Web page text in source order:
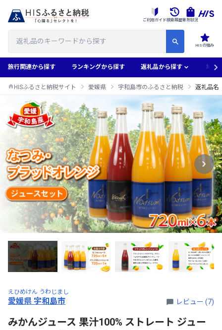
HISの強み
ご利用ガイド検索履歴寄附状況
旅行関連から探す ランキングから探す 返礼品から探す 地域
HISふるさと納税サイト 愛媛県 宇和島市のふるさと納税 返礼品名
えひめけん うわじまし
愛媛県 宇和島市 レビュー (7)
みかんジュース 果汁100% ストレート ジュー